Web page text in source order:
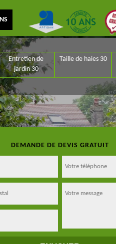
Entretien de
jardin 30
Taille de haies 30
DEMANDE DE DEVIS GRATUIT